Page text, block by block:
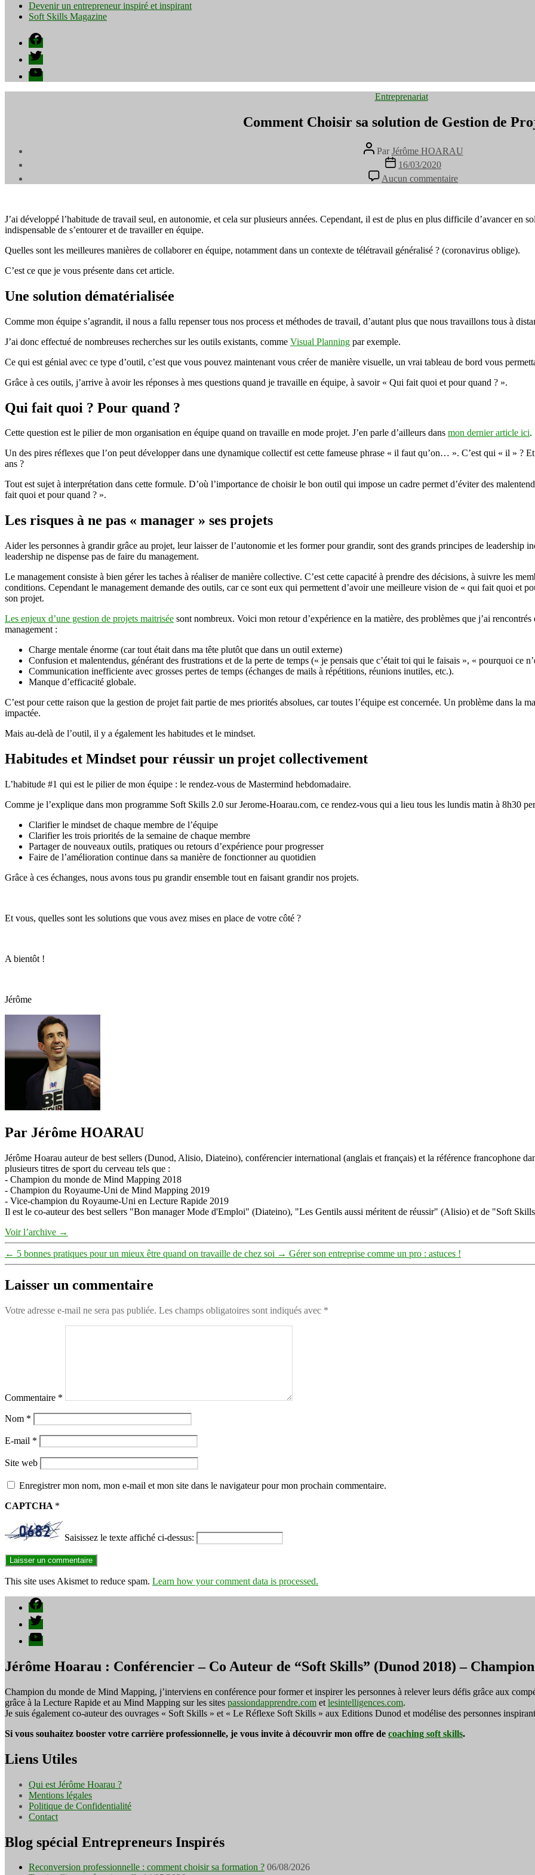
Devenir un entrepreneur inspiré et inspirant
Soft Skills Magazine
Facebook
Twitter
YouTube
Catégories
Entreprenariat
Comment Choisir sa solution de Gestion de
Auteur
de
l’article
Par Jérôme HOARAU
Date
l’article
16/03/2020
Aucun commentaire
Comment
solution
de
J’ai développé l’habitude de travail seul, en autonomie, et cela sur plusieurs années. Cependant, il est de plus en plus difficile d’avancer en
indispensable de s’entourer et de travailler en équipe.
Quelles sont les meilleures manières de collaborer en équipe, notamment dans un contexte de télétravail généralisé ? (coronavirus oblige).
C’est ce que je vous présente dans cet article.
Une solution dématérialisée
Comme mon équipe s’agrandit, il nous a fallu repenser tous nos process et méthodes de travail, d’autant plus que nous travaillons tous à
J’ai donc effectué de nombreuses recherches sur les outils existants, comme Visual Planning par exemple.
Ce qui est génial avec ce type d’outil, c’est que vous pouvez maintenant vous créer de manière visuelle, un vrai tableau de bord vous
Grâce à ces outils, j’arrive à avoir les réponses à mes questions quand je travaille en équipe, à savoir « Qui fait quoi et pour quand ? ».
Qui fait quoi ? Pour quand ?
Cette question est le pilier de mon organisation en équipe quand on travaille en mode projet. J’en parle d’ailleurs dans mon dernier article ici.
Un des pires réflexes que l’on peut développer dans une dynamique collectif est cette fameuse phrase « il faut qu’on… ». C’est qui « il » ?
ans ?
Tout est sujet à interprétation dans cette formule. D’où l’importance de choisir le bon outil qui impose un cadre permet d’éviter des
fait quoi et pour quand ? ».
Les risques à ne pas « manager » ses projets
Aider les personnes à grandir grâce au projet, leur laisser de l’autonomie et les former pour grandir, sont des grands principes de
leadership ne dispense pas de faire du management.
Le management consiste à bien gérer les taches à réaliser de manière collective. C’est cette capacité à prendre des décisions, à suivre les
conditions. Cependant le management demande des outils, car ce sont eux qui permettent d’avoir une meilleure vision de « qui fait quoi et
son projet.
Les enjeux d’une gestion de projets maitrisée sont nombreux. Voici mon retour d’expérience en la matière, des problèmes que j’ai
management :
Charge mentale énorme (car tout était dans ma tête plutôt que dans un outil externe)
Confusion et malentendus, générant des frustrations et de la perte de temps (« je pensais que c’était toi qui le faisais », « pourquoi ce
Communication inefficiente avec grosses pertes de temps (échanges de mails à répétitions, réunions inutiles, etc.).
Manque d’efficacité globale.
C’est pour cette raison que la gestion de projet fait partie de mes priorités absolues, car toutes l’équipe est concernée. Un problème dans la
impactée.
Mais au-delà de l’outil, il y a également les habitudes et le mindset.
Habitudes et Mindset pour réussir un projet collectivement
L’habitude #1 qui est le pilier de mon équipe : le rendez-vous de Mastermind hebdomadaire.
Comme je l’explique dans mon programme Soft Skills 2.0 sur Jerome-Hoarau.com, ce rendez-vous qui a lieu tous les lundis matin à 8h30
Clarifier le mindset de chaque membre de l’équipe
Clarifier les trois priorités de la semaine de chaque membre
Partager de nouveaux outils, pratiques ou retours d’expérience pour progresser
Faire de l’amélioration continue dans sa manière de fonctionner au quotidien
Grâce à ces échanges, nous avons tous pu grandir ensemble tout en faisant grandir nos projets.
Et vous, quelles sont les solutions que vous avez mises en place de votre côté ?
A bientôt !
Jérôme
Par Jérôme HOARAU
Jérôme Hoarau auteur de best sellers (Dunod, Alisio, Diateino), conférencier international (anglais et français) et la référence francophone
plusieurs titres de sport du cerveau tels que :
- Champion du monde de Mind Mapping 2018
- Champion du Royaume-Uni de Mind Mapping 2019
- Vice-champion du Royaume-Uni en Lecture Rapide 2019
Il est le co-auteur des best sellers "Bon manager Mode d'Emploi" (Diateino), "Les Gentils aussi méritent de réussir" (Alisio) et de "Soft
Voir l’archive →
← 5 bonnes pratiques pour un mieux être quand on travaille de chez soi → Gérer son entreprise comme un pro : astuces !
Laisser un commentaire
Votre adresse e-mail ne sera pas publiée. Les champs obligatoires sont indiqués avec *
Commentaire *
Nom *
E-mail *
Site web
Enregistrer mon nom, mon e-mail et mon site dans le navigateur pour mon prochain commentaire.
CAPTCHA *
Saisissez le texte affiché ci-dessus:
This site uses Akismet to reduce spam. Learn how your comment data is processed.
Facebook
Twitter
YouTube
Jérôme Hoarau : Conférencier – Co Auteur de “Soft Skills” (Dunod 2018) –
Champion du monde de Mind Mapping, j’interviens en conférence pour former et inspirer les personnes à relever leurs défis grâce aux
grâce à la Lecture Rapide et au Mind Mapping sur les sites passiondapprendre.com et lesintelligences.com.
Je suis également co-auteur des ouvrages « Soft Skills » et « Le Réflexe Soft Skills » aux Editions Dunod et modélise des personnes
Si vous souhaitez booster votre carrière professionnelle, je vous invite à découvrir mon offre de coaching soft skills.
Liens Utiles
Qui est Jérôme Hoarau ?
Mentions légales
Politique de Confidentialité
Contact
Blog spécial Entrepreneurs Inspirés
Reconversion professionnelle : comment choisir sa formation ? 06/08/2026